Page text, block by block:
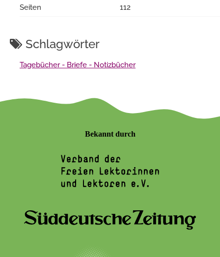
Seiten
112
Schlagwörter
Tagebücher - Briefe - Notizbücher
Bekannt durch